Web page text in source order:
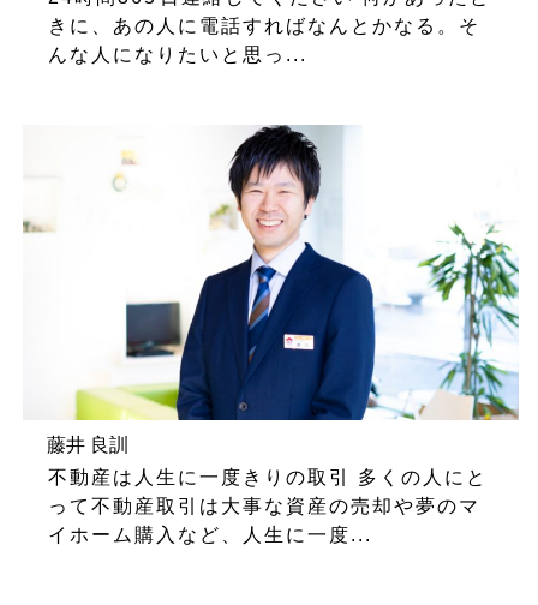
きに、あの人に電話すればなんとかなる。そ
んな人になりたいと思っ...
藤井 良訓
不動産は人生に一度きりの取引 多くの人にと
って不動産取引は大事な資産の売却や夢のマ
イホーム購入など、人生に一度...